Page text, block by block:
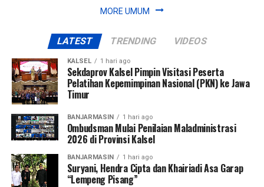
Views: 191
Bagikan ke
WhatsApp 0
Messenger 0 Twitter/X 0
MORE UMUM
LATEST TRENDING VIDEOS
KALSEL 1 hari ago
Sekdaprov Kalsel Pimpin Visitasi Peserta
Pelatihan Kepemimpinan Nasional (PKN) ke Jawa
Timur
BANJARMASIN 1 hari ago
Ombudsman Mulai Penilaian Maladministrasi
2026 di Provinsi Kalsel
BANJARMASIN 1 hari ago
Suryani, Hendra Cipta dan Khairiadi Asa Garap
“Lempeng Pisang”